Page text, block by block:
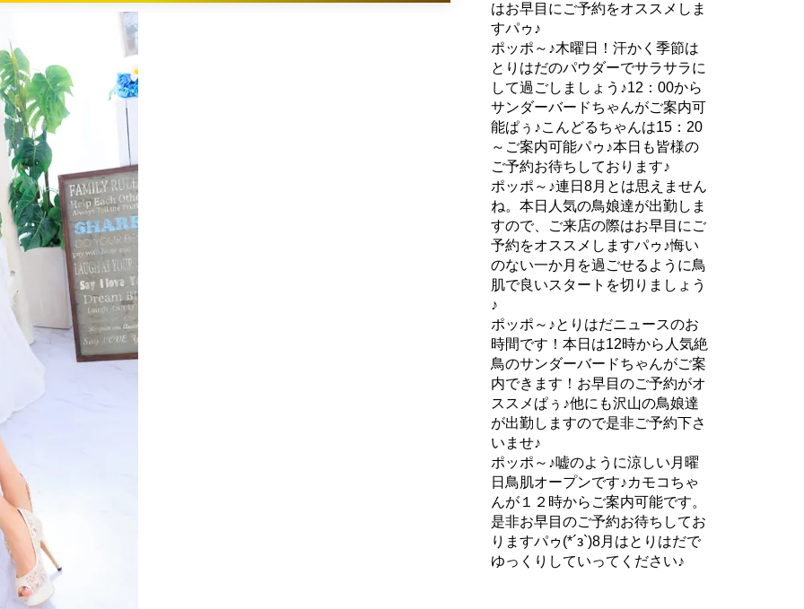
はお早目にご予約をオススメしま
すパゥ♪
ポッポ～♪木曜日！汗かく季節は
とりはだのパウダーでサラサラに
して過ごしましょう♪12：00から
サンダーバードちゃんがご案内可
能ぱぅ♪こんどるちゃんは15：20
～ご案内可能パゥ♪本日も皆様の
ご予約お待ちしております♪
ポッポ～♪連日8月とは思えません
ね。本日人気の鳥娘達が出勤しま
すので、ご来店の際はお早目にご
予約をオススメしますパゥ♪悔い
のない一か月を過ごせるように鳥
肌で良いスタートを切りましょう
♪
ポッポ～♪とりはだニュースのお
時間です！本日は12時から人気絶
鳥のサンダーバードちゃんがご案
内できます！お早目のご予約がオ
ススメぱぅ♪他にも沢山の鳥娘達
が出勤しますので是非ご予約下さ
いませ♪
ポッポ～♪嘘のように涼しい月曜
日鳥肌オープンです♪カモコちゃ
んが１２時からご案内可能です。
是非お早目のご予約お待ちしてお
りますパゥ(*´з`)8月はとりはだで
ゆっくりしていってください♪